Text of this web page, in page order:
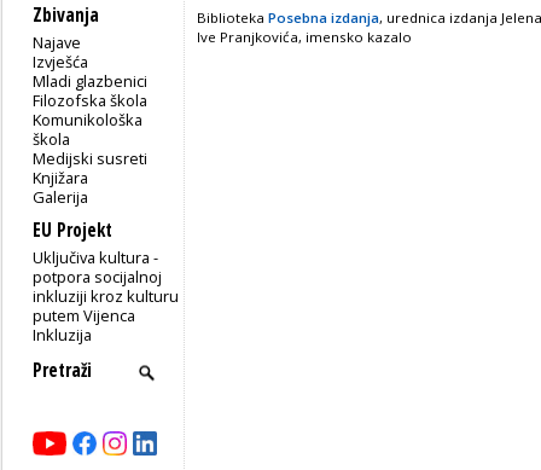
Zbivanja
Najave
Izvješća
Mladi glazbenici
Filozofska škola
Komunikološka
škola
Medijski susreti
Knjižara
Galerija
EU Projekt
Uključiva kultura -
potpora socijalnoj
inkluziji kroz kulturu
putem Vijenca
Inkluzija
Biblioteka Posebna izdanja, urednica izdanja
Ive Pranjkovića, imensko kazalo